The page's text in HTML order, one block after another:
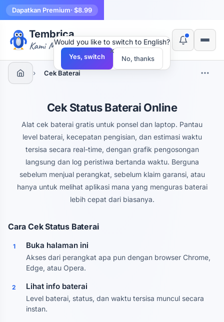
Dapatkan Premium· $8.99
Tembrica
Kami Membuat Alat
› Cek Baterai
Cek Status Baterai Online
Alat cek baterai gratis untuk ponsel dan laptop. Pantau
level baterai, kecepatan pengisian, dan estimasi waktu
tersisa secara real-time, dengan grafik pengosongan
langsung dan log peristiwa bertanda waktu. Berguna
sebelum menjual perangkat, sebelum klaim garansi, atau
hanya untuk melihat aplikasi mana yang menguras baterai
lebih cepat dari biasanya.
Cara Cek Status Baterai
1 Buka halaman ini
Akses dari perangkat apa pun dengan browser Chrome,
Edge, atau Opera.
2 Lihat info baterai
Level baterai, status, dan waktu tersisa muncul secara
instan.
×
Would you like to switch to English?
Yes, switch No, thanks